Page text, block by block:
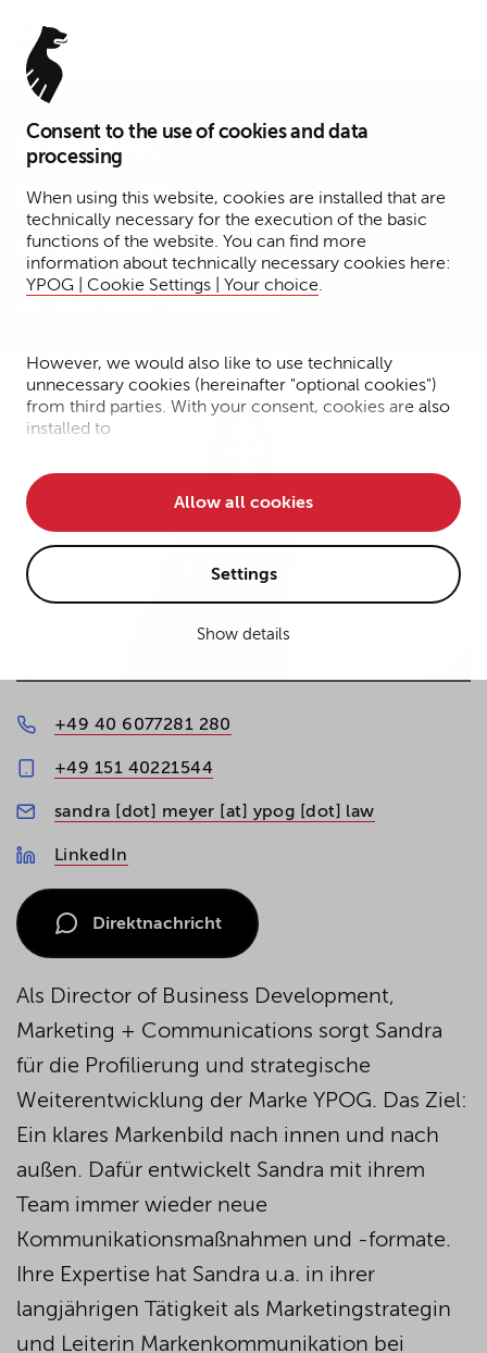
Consent to the use of cookies and data
processing
When using this website, cookies are installed that are
technically necessary for the execution of the basic
functions of the website. You can find more
information about technically necessary cookies here:
YPOG | Cookie Settings | Your choice.
However, we would also like to use technically
unnecessary cookies (hereinafter "optional cookies")
from third parties. With your consent, cookies are also
installed to
• improve the functionality of the website and
• Track your online behavior for targeted advertising
purposes.
choice of optional cookies. You can revoke or change
cookiebutton at the bottom of our website.
For more details, see the cookie settings and our
privacy policy.
Allow all cookies
Settings
Show details
Director BDMC
Sandra Meyer
Hamburg
+49 40 6077281 280
+49 151 40221544
sandra [dot] meyer [at] ypog [dot] law
LinkedIn
Direktnachricht
Als Director of Business Development,
Marketing + Communications sorgt Sandra
für die Profilierung und strategische
Weiterentwicklung der Marke YPOG. Das Ziel:
Ein klares Markenbild nach innen und nach
außen. Dafür entwickelt Sandra mit ihrem
Team immer wieder neue
Kommunikationsmaßnahmen und -formate.
Ihre Expertise hat Sandra u.a. in ihrer
langjährigen Tätigkeit als Marketingstrategin
und Leiterin Markenkommunikation bei